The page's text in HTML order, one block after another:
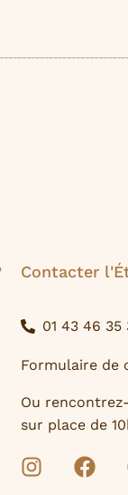
Contacter
01 43 46 35
Formulaire de
Ou
sur place de